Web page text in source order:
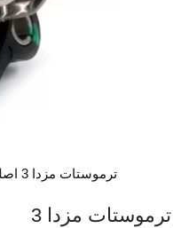
ترموستات مزدا 3 اصلی
مزدا 3